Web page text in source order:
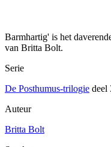
Barmhartig' is het
van Britta Bolt.
Serie
De Posthumus-trilogie deel
Auteur
Britta Bolt